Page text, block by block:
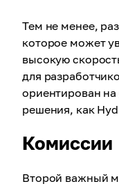
Тем не менее,
которое может
высокую
для
ориентирован
решения, как
Комиссии
Второй важный